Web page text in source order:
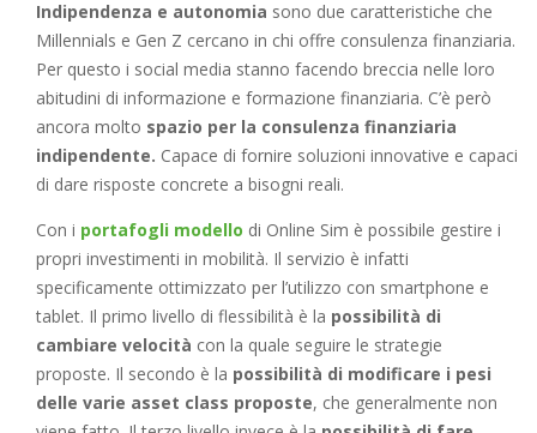
Indipendenza e autonomia sono due caratteristiche che
Millennials e Gen Z cercano in chi offre consulenza finanziaria.
Per questo i social media stanno facendo breccia nelle loro
abitudini di informazione e formazione finanziaria. C’è però
ancora molto spazio per la consulenza finanziaria
indipendente. Capace di fornire soluzioni innovative e capaci
di dare risposte concrete a bisogni reali.
Con i portafogli modello di Online Sim è possibile gestire i
propri investimenti in mobilità. Il servizio è infatti
specificamente ottimizzato per l’utilizzo con smartphone e
tablet. Il primo livello di flessibilità è la possibilità di
cambiare velocità con la quale seguire le strategie
proposte. Il secondo è la possibilità di modificare i pesi
delle varie asset class proposte, che generalmente non